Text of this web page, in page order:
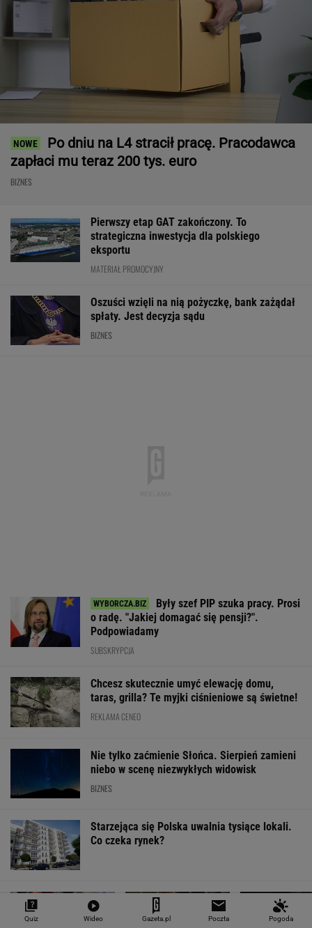
Po dniu na L4 stracił pracę. Pracodawca
zapłaci mu teraz 200 tys. euro
BIZNES
Pierwszy etap GAT zakończony. To
strategiczna inwestycja dla polskiego
eksportu
MATERIAŁ PROMOCYJNY
Oszuści wzięli na nią pożyczkę, bank zażądał
spłaty. Jest decyzja sądu
BIZNES
Były szef PIP szuka pracy. Prosi
o radę. "Jakiej domagać się pensji?".
Podpowiadamy
SUBSKRYPCJA
Chcesz skutecznie umyć elewację domu,
taras, grilla? Te myjki ciśnieniowe są świetne!
REKLAMA CENEO
Nie tylko zaćmienie Słońca. Sierpień zamieni
niebo w scenę niezwykłych widowisk
BIZNES
Starzejąca się Polska uwalnia tysiące lokali.
Co czeka rynek?
Quiz Wideo Gazeta.pl Poczta Pogoda